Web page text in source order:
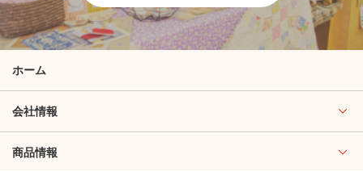
ホーム
会社情報
商品情報